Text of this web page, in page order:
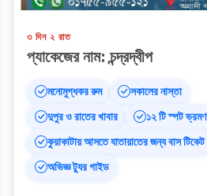
৩ দিন ২ রাত
প্যাকেজের নাম: চন্দ্রদ্বীপ
মনোমুগ্ধকর রুম
সকালের নাস্তা
দুপুর ও রাতের খাবার
১২ টি স্পট ভ্রমণ
কুয়াকাটায় আসতে যাতায়াতের জন্য বাস টিকেট
অভিজ্ঞ ট্যুর গাইড